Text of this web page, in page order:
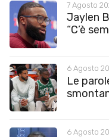
7 Agosto
Jaylen
“C’è
6 Agosto
Le
6 Agosto